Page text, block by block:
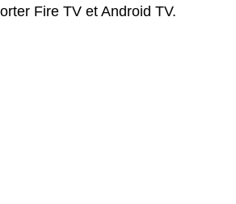
Fire TV et Android TV.